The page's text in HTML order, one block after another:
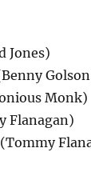
Jones)
Monk)
Flanagan)
(Tommy